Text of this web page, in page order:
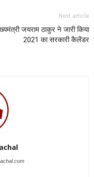
Next article
जयराम ठाकुर ने जारी किया
2021 का सरकारी कैलेंडर